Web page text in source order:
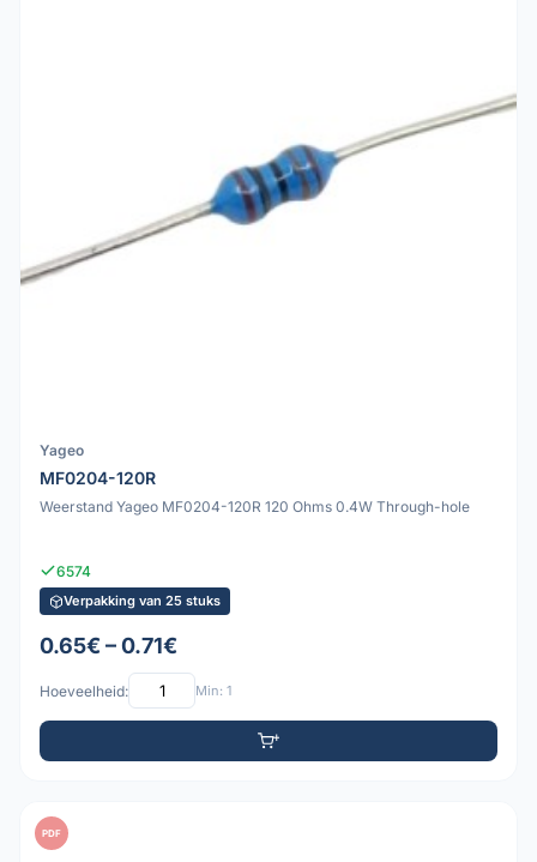
Yageo
MF0204-120R
Weerstand Yageo MF0204-120R 120 Ohms 0.4W Through-hole
6574
Verpakking van 25 stuks
0.65€ – 0.71€
Hoeveelheid: Min: 1
PDF